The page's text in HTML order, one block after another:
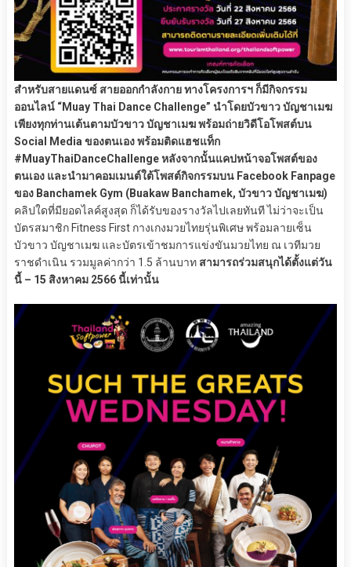
สำหรับสายแดนซ์ สายออกกำลังกาย ทางโครงการฯ ก็มีกิจกรรม
ออนไลน์ “Muay Thai Dance Challenge” นำโดยบัวขาว บัญชาเมฆ
เพียงทุกท่านเต้นตามบัวขาว บัญชาเมฆ พร้อมถ่ายวิดีโอโพสต์บน
Social Media ของตนเอง พร้อมติดแฮชแท็ก
#MuayThaiDanceChallenge หลังจากนั้นแคปหน้าจอโพสต์ของ
ตนเอง และนำมาคอมเมนต์ใต้โพสต์กิจกรรมบน Facebook Fanpage
ของ Banchamek Gym (Buakaw Banchamek, บัวขาว บัญชาเมฆ)
คลิปใดที่มียอดไลค์สูงสุด ก็ได้รับของรางวัลไปเลยทันที ไม่ว่าจะเป็น
บัตรสมาชิก Fitness First กางเกงมวยไทยรุ่นพิเศษ พร้อมลายเซ็น
บัวขาว บัญชาเมฆ และบัตรเข้าชมการแข่งขันมวยไทย ณ เวทีมวย
ราชดำเนิน รวมมูลค่ากว่า 1.5 ล้านบาท สามารถร่วมสนุกได้ตั้งแต่วัน
นี้ – 15 สิงหาคม 2566 นี้เท่านั้น